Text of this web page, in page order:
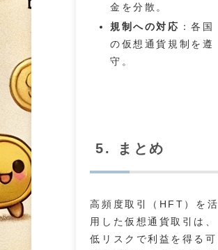
金を分散。
規制への対応 ：各国
の仮想通貨規制を遵
守。
5. まとめ
高頻度取引（HFT）を活
用した仮想通貨取引は、
低リスクで利益を得る可